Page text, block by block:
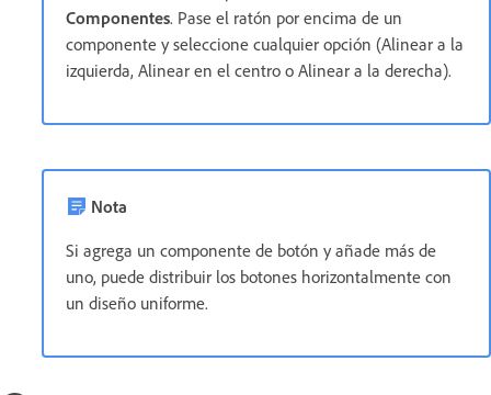
Componentes. Pase el ratón por encima de un
componente y seleccione cualquier opción (Alinear a la
izquierda, Alinear en el centro o Alinear a la derecha).
Nota
Si agrega un componente de botón y añade más de
uno, puede distribuir los botones horizontalmente con
un diseño uniforme.